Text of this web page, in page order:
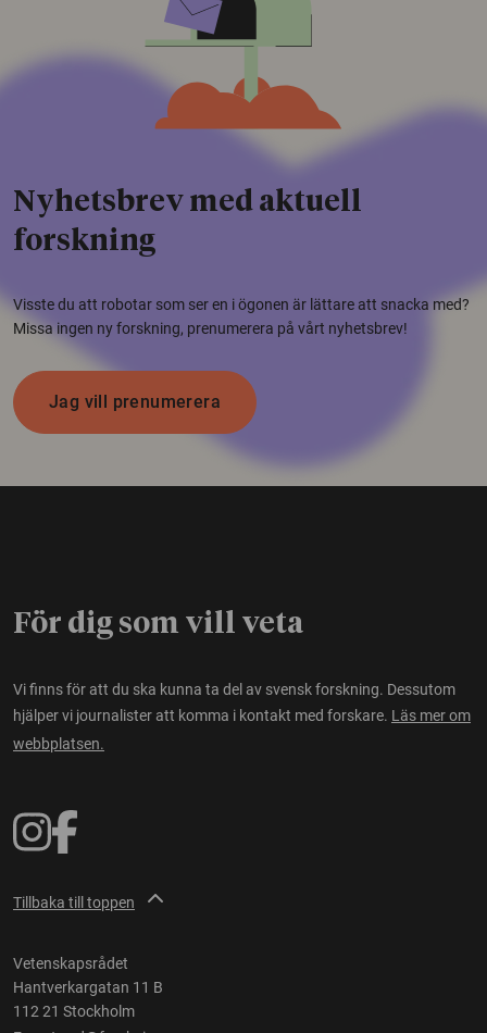
Nyhetsbrev med aktuell
forskning
Visste du att robotar som ser en i ögonen är lättare att snacka med?
Missa ingen ny forskning, prenumerera på vårt nyhetsbrev!
Jag vill prenumerera
För dig som vill veta
Vi finns för att du ska kunna ta del av svensk forskning. Dessutom
hjälper vi journalister att komma i kontakt med forskare. Läs mer om
webbplatsen.
Tillbaka till toppen
Vetenskapsrådet
Hantverkargatan 11 B
112 21 Stockholm